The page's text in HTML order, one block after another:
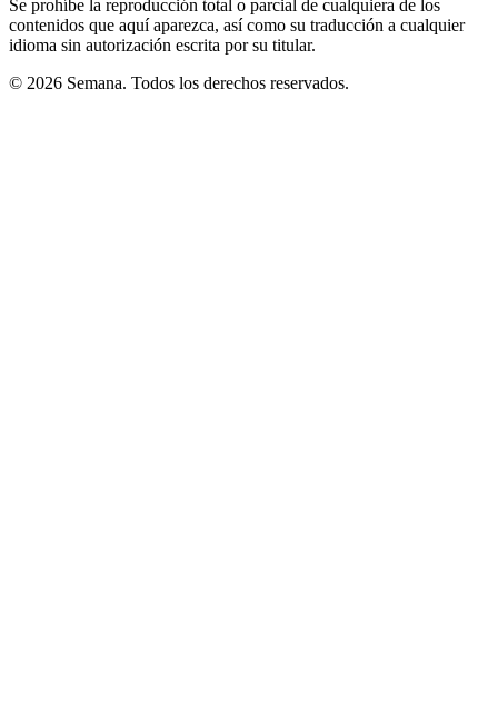
Se prohíbe la reproducción total o parcial de cualquiera de los
contenidos que aquí aparezca, así como su traducción a cualquier
idioma sin autorización escrita por su titular.
© 2026 Semana. Todos los derechos reservados.